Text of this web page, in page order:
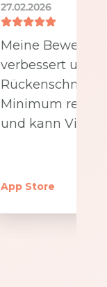
27.02.2026
Meine
verbessert und
Minimum
und kann
App Store